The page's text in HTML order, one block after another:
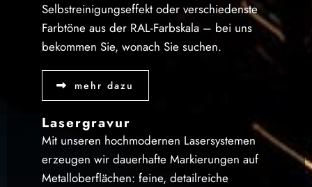
Selbstreinigungseffekt oder verschiedenste
Farbtöne aus der RAL-Farbskala – bei uns
bekommen Sie, wonach Sie suchen.
mehr dazu
Lasergravur
Mit unseren hochmodernen Lasersystemen
erzeugen wir dauerhafte Markierungen auf
Metalloberflächen: feine, detailreiche